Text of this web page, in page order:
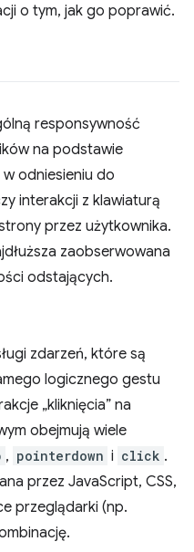
o tym, jak go poprawić.
responsywność
na podstawie
odniesieniu do
interakcji z klawiaturą
przez użytkownika.
zaobserwowana
odstających.
zdarzeń, które są
logicznego gestu
„kliknięcia” na
obejmują wiele
, pointerdown i click .
przez JavaScript, CSS,
przeglądarki (np.